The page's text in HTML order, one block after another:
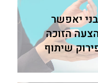
יאפשר
הזוכה
שיתוף